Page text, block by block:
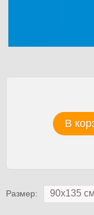
В
Размер: